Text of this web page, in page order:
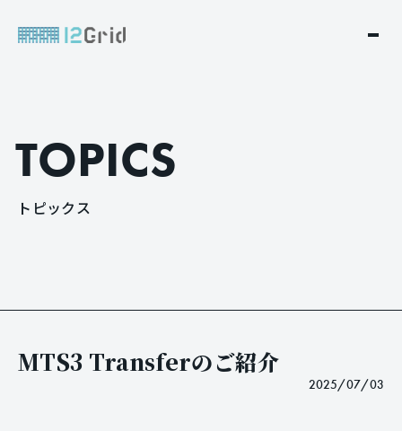
TOPICS
ト ピックス
MTS3 Transferのご紹介
2025/07/03